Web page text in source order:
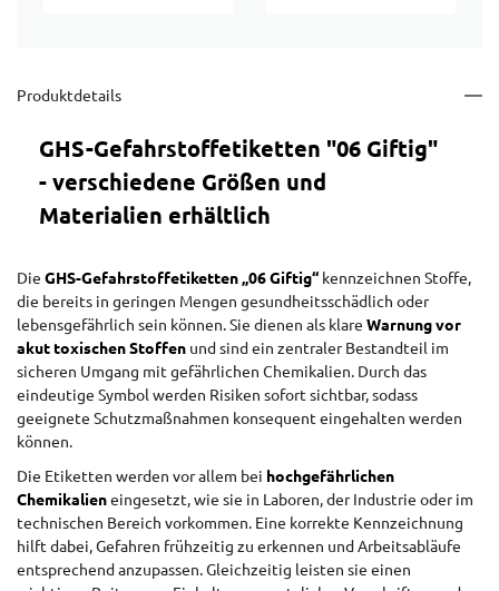
Produktdetails
GHS-Gefahrstoffetiketten "06 Giftig"
- verschiedene Größen und
Materialien erhältlich
Die GHS-Gefahrstoffetiketten „06 Giftig“ kennzeichnen Stoffe,
die bereits in geringen Mengen gesundheitsschädlich oder
lebensgefährlich sein können. Sie dienen als klare Warnung vor
akut toxischen Stoffen und sind ein zentraler Bestandteil im
sicheren Umgang mit gefährlichen Chemikalien. Durch das
eindeutige Symbol werden Risiken sofort sichtbar, sodass
geeignete Schutzmaßnahmen konsequent eingehalten werden
können.
Die Etiketten werden vor allem bei hochgefährlichen
Chemikalieneingesetzt, wie sie in Laboren, der Industrie oder im
technischen Bereich vorkommen. Eine korrekte Kennzeichnung
hilft dabei, Gefahren frühzeitig zu erkennen und Arbeitsabläufe
entsprechend anzupassen. Gleichzeitig leisten sie einen